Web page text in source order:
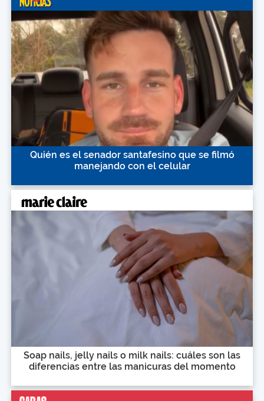
Quién es el senador santafesino que se filmó
manejando con el celular
Soap nails, jelly nails o milk nails: cuáles son las
diferencias entre las manicuras del momento